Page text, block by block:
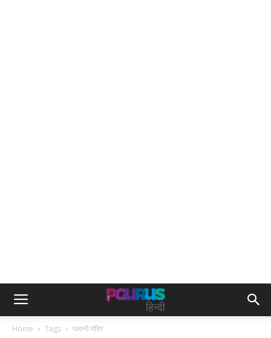
Home Tags पलानी मंदिर